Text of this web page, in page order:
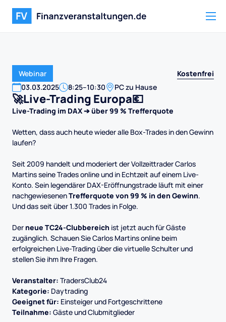
Webinar
Kostenfrei
03.03.2025 8:25–10:30 PC zu Hause
🚀Live-Trading Europa💶
Live-Trading im DAX ➔ über 99 % Trefferquote
Wetten, dass auch heute wieder alle Box-Trades in den Gewinn
laufen?
Seit 2009 handelt und moderiert der Vollzeittrader Carlos
Martins seine Trades online und in Echtzeit auf einem Live-
Konto. Sein legendärer DAX-Eröffnungstrade läuft mit einer
nachgewiesenenTrefferquote von 99 % in den Gewinn.
Und das seit über 1.300 Trades in Folge.
Der neue TC24-Clubbereich ist jetzt auch für Gäste
zugänglich. Schauen Sie Carlos Martins online beim
erfolgreichen Live-Trading über die virtuelle Schulter und
stellen Sie ihm Ihre Fragen.
Veranstalter: TradersClub24
Kategorie: Daytrading
Geeignet für: Einsteiger und Fortgeschrittene
Teilnahme: Gäste und Clubmitglieder